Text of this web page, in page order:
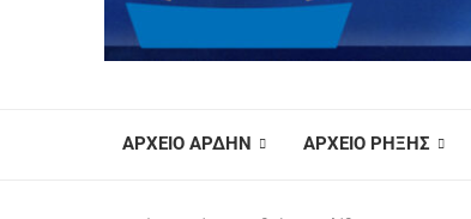
ΑΡΧΕΙΟ ΑΡΔΗΝ ΑΡΧΕΙΟ ΡΗΞΗΣ